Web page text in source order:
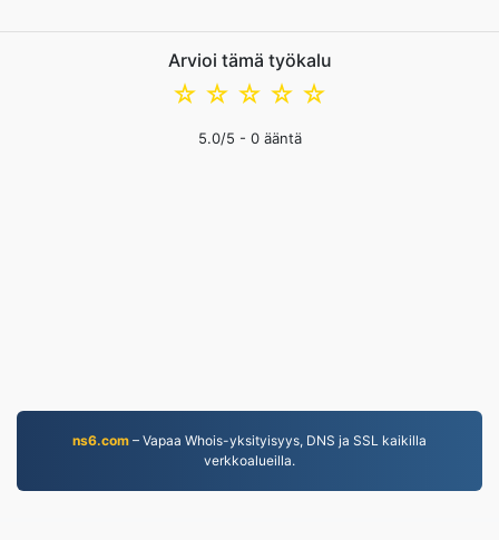
Arvioi tämä työkalu
☆
☆
☆
☆
☆
5.0/5 - 0ääntä
ns6.com – Vapaa Whois-yksityisyys, DNS ja SSL kaikilla
verkkoalueilla.